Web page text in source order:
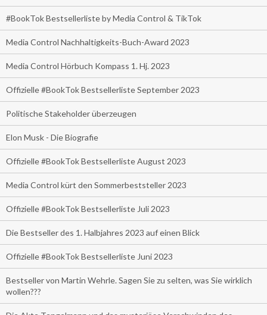
#BookTok Bestsellerliste by Media Control & TikTok
Media Control Nachhaltigkeits-Buch-Award 2023
Media Control Hörbuch Kompass 1. Hj. 2023
Offizielle #BookTok Bestsellerliste September 2023
Politische Stakeholder überzeugen
Elon Musk - Die Biografie
Offizielle #BookTok Bestsellerliste August 2023
Media Control kürt den Sommerbeststeller 2023
Offizielle #BookTok Bestsellerliste Juli 2023
Die Bestseller des 1. Halbjahres 2023 auf einen Blick
Offizielle #BookTok Bestsellerliste Juni 2023
Bestseller von Martin Wehrle. Sagen Sie zu selten, was Sie wirklich
wollen???